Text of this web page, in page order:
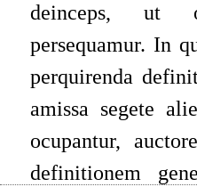
deinceps, ut
persequamur. In
perquirenda
amissa segete
ocupantur,
definitionem